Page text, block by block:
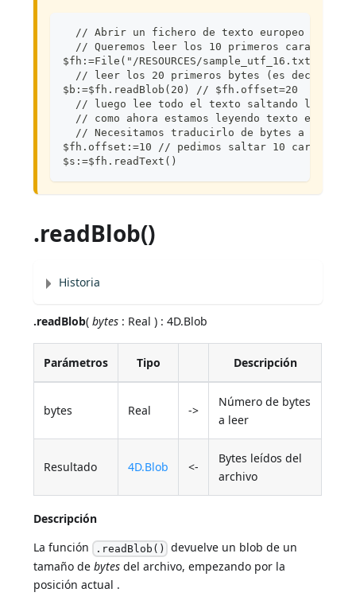
// Abrir un fichero de texto europeo con
// Queremos leer los 10 primeros
$fh:=File("/RESOURCES/
// leer los 20 primeros bytes (es decir, 10
$b:=$fh.readBlob(20) // $fh.offset=20
// luego lee todo el texto saltando los 10
// como ahora estamos leyendo texto en
// Necesitamos traducirlo de bytes a
$fh.offset:=10 // pedimos saltar 10
$s:=$fh.readText()
.readBlob()
Historia
.readBlob(bytes : Real ) : 4D.Blob
Parámetros Tipo Descripción
bytes Real ->
Número de bytes
a leer
Resultado 4D.Blob <-
Bytes leídos del
archivo
Descripción
La función .readBlob() devuelve un blob de un
tamaño debytes del archivo, empezando por la
posición actual .